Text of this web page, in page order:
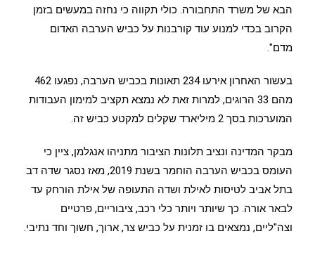
הבא של משרד התחבורה. כולי תקווה כי נחזה במעשים בזמן
הקרוב בכדי למנוע עוד קורבנות על כביש הערבה האדום
מדם".
בעשור האחרון אירעו 234 תאונות בכביש הערבה, נפגעו 462
מהם 33 הרוגים, למרות זאת לא נמצא תקציב למימון העבודות
המוערכות בסך 2 מיליארד שקלים למקטע כביש זה.
מבקר המדינה ונציב תלונות הציבור מתניהו אנגלמן, ציין כי
העומס בכביש הערבה הוחמר בשנת 2019, מאז נסגר שדה דב
בתל אביב לטיסות לאילת ושדה התעופה של אילת הורחק עד
לבאר אורה. כך שיותר ויותר כלי רכב, ציבוריים, פרטיים
וצה"ליים, נמצאים בו זמנית על כביש צר, ארוך, חשוך וחד נתיבי.